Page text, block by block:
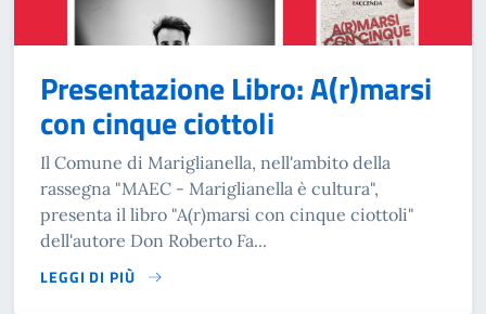
Presentazione Libro: A(r)marsi
con cinque ciottoli
Il Comune di Mariglianella, nell'ambito della
rassegna "MAEC - Mariglianella è cultura",
presenta il libro "A(r)marsi con cinque ciottoli"
dell'autore Don Roberto Fa...
LEGGI DI PIÙ
SU PRESENTAZIONE LIBRO: A(R)MARSI CON CINQUE